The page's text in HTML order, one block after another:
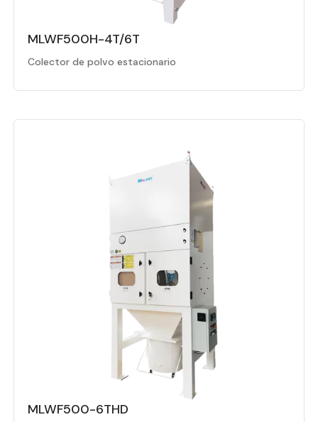
MLWF500H-4T/6T
Colector de polvo estacionario
MLWF500-6THD